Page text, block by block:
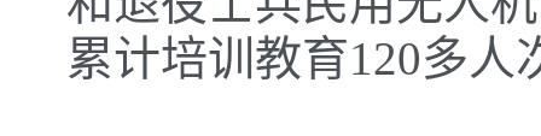
累计培训教育120多人